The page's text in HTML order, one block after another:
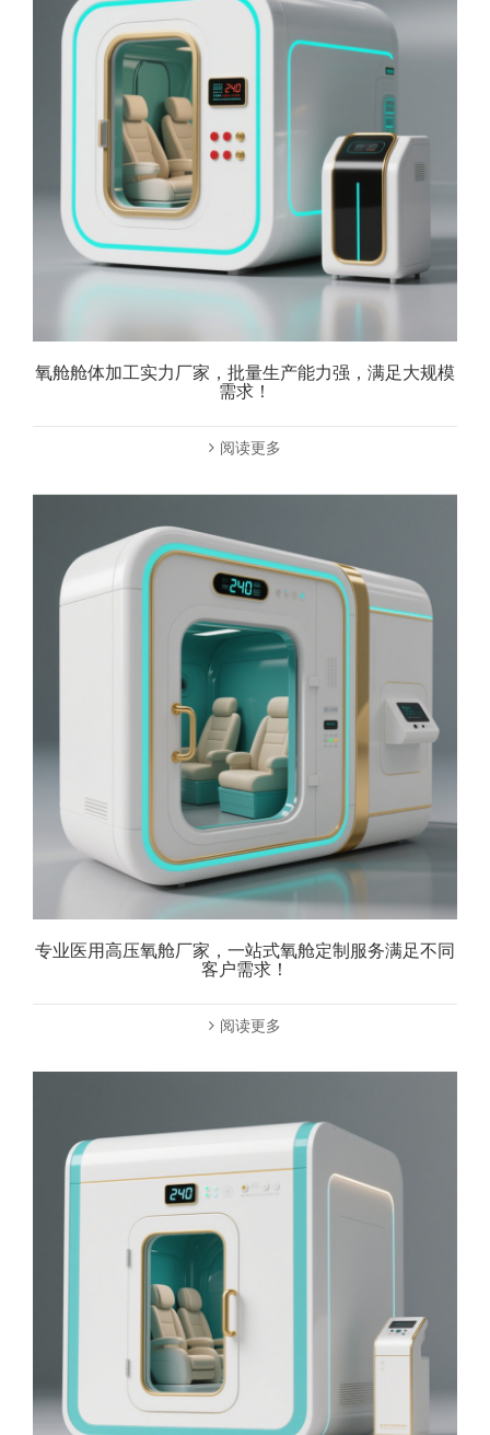
氧舱舱体加工实力厂家，批量生产能力强，满足大规模
需求！
阅读更多
专业医用高压氧舱厂家，一站式氧舱定制服务满足不同
客户需求！
阅读更多